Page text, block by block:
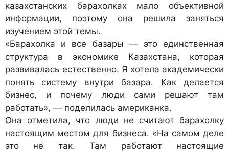
казахстанских барахолках мало объективной
информации, поэтому она решила заняться
изучением этой темы.
«Барахолка и все базары — это единственная
структура в экономике Казахстана, которая
развивалась естественно. Я хотела академически
понять систему внутри базара. Как делается
бизнес, и почему люди сами решают там
работать», — поделилась американка.
Она отметила, что люди не считают барахолку
настоящим местом для бизнеса. «На самом деле
это не так. Там работают настоящие